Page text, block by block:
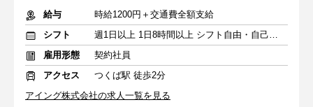
給与
時給1200円＋交通費全額支給
シフト
週1日以上 1日8時間以上 シフト自由・自己申告
雇用形態
契約社員
アクセス
つくば駅 徒歩2分
アイング株式会社の求人一覧を見る